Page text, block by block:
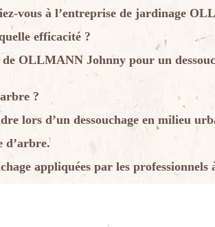
vous à l’entreprise de jardinage
efficacité ?
de OLLMANN Johnny pour un
?
lors d’un dessouchage en milieu
d’arbre.
appliquées par les professionnels